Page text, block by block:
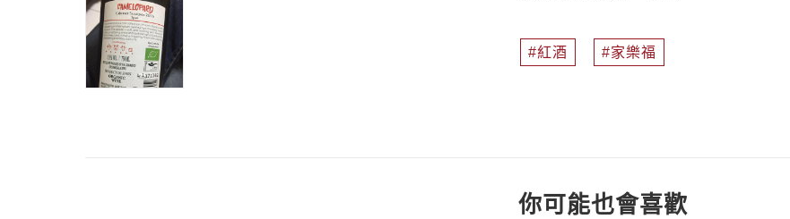
紅酒 家樂福
你可能也會喜歡